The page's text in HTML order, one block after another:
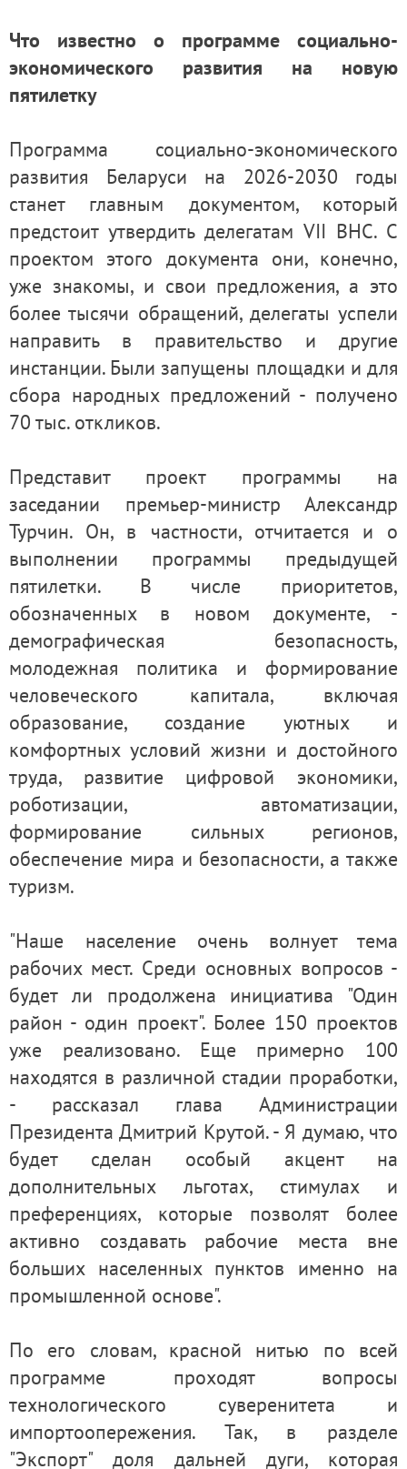
Что известно о программе социально-
экономического развития на новую
пятилетку
Программа социально-экономического
развития Беларуси на 2026-2030 годы
станет главным документом, который
предстоит утвердить делегатам VII ВНС. С
проектом этого документа они, конечно,
уже знакомы, и свои предложения, а это
более тысячи обращений, делегаты успели
направить в правительство и другие
инстанции. Были запущены площадки и для
сбора народных предложений - получено
70 тыс. откликов.
Представит проект программы на
заседании премьер-министр Александр
Турчин. Он, в частности, отчитается и о
выполнении программы предыдущей
пятилетки. В числе приоритетов,
обозначенных в новом документе, -
демографическая безопасность,
молодежная политика и формирование
человеческого капитала, включая
образование, создание уютных и
комфортных условий жизни и достойного
труда, развитие цифровой экономики,
роботизации, автоматизации,
формирование сильных регионов,
обеспечение мира и безопасности, а также
туризм.
"Наше население очень волнует тема
рабочих мест. Среди основных вопросов -
будет ли продолжена инициатива "Один
район - один проект". Более 150 проектов
уже реализовано. Еще примерно 100
находятся в различной стадии проработки,
- рассказал глава Администрации
Президента Дмитрий Крутой. - Я думаю, что
будет сделан особый акцент на
дополнительных льготах, стимулах и
преференциях, которые позволят более
активно создавать рабочие места вне
больших населенных пунктов именно на
промышленной основе".
По его словам, красной нитью по всей
программе проходят вопросы
технологического суверенитета и
импортоопережения. Так, в разделе
"Экспорт" доля дальней дуги, которая